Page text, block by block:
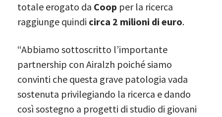
totale erogato da Coop per la ricerca
raggiunge quindi circa 2 milioni di euro.
“Abbiamo sottoscritto l’importante
partnership con Airalzh poiché siamo
convinti che questa grave patologia vada
sostenuta privilegiando la ricerca e dando
così sostegno a progetti di studio di giovani